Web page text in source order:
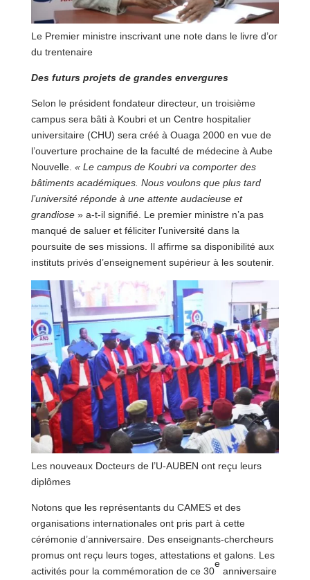
Le Premier ministre inscrivant une note dans le livre d’or
du trentenaire
Des futurs projets de grandes envergures
Selon le président fondateur directeur, un troisième
campus sera bâti à Koubri et un Centre hospitalier
universitaire (CHU) sera créé à Ouaga 2000 en vue de
l’ouverture prochaine de la faculté de médecine à Aube
Nouvelle. « Le campus de Koubri va comporter des
bâtiments académiques. Nous voulons que plus tard
l’université réponde à une attente audacieuse et
grandiose» a-t-il signifié. Le premier ministre n’a pas
manqué de saluer et féliciter l’université dans la
poursuite de ses missions. Il affirme sa disponibilité aux
instituts privés d’enseignement supérieur à les soutenir.
Les nouveaux Docteurs de l’U-AUBEN ont reçu leurs
diplômes
Notons que les représentants du CAMES et des
organisations internationales ont pris part à cette
cérémonie d’anniversaire. Des enseignants-chercheurs
promus ont reçu leurs toges, attestations et galons. Les
activités pour la commémoration de ce 30
e
anniversaire